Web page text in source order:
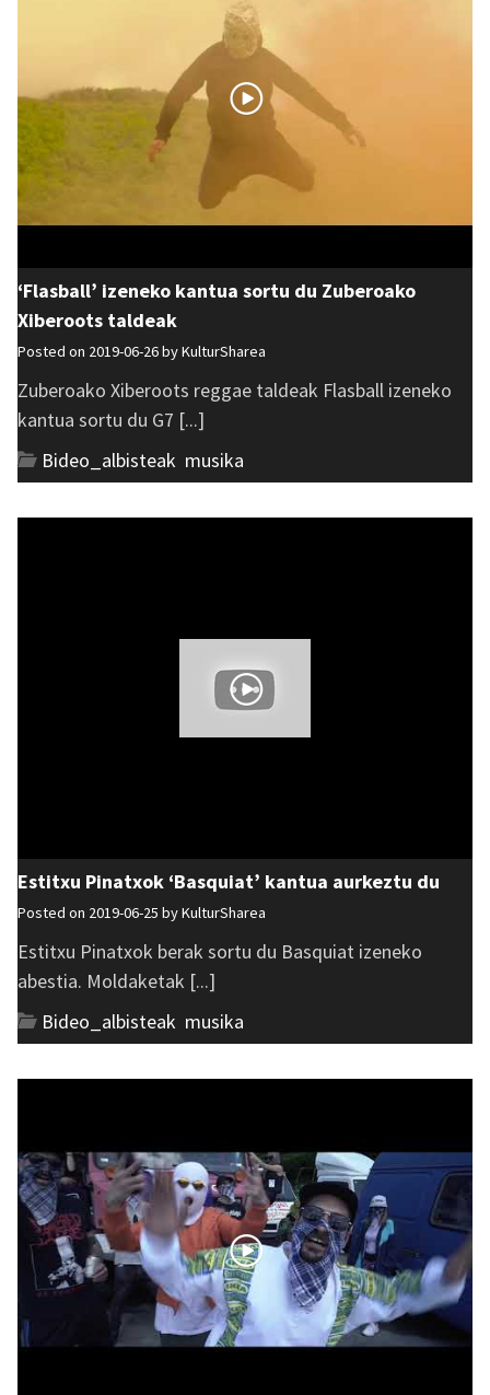
‘Flasball’ izeneko kantua sortu du Zuberoako
Xiberoots taldeak
Posted on 2019-06-26 byKulturSharea
Zuberoako Xiberoots reggae taldeak Flasball izeneko
kantua sortu du G7 [...]
Bideo_albisteak musika
Estitxu Pinatxok ‘Basquiat’ kantua aurkeztu du
Posted on 2019-06-25 byKulturSharea
Estitxu Pinatxok berak sortu du Basquiat izeneko
abestia. Moldaketak [...]
Bideo_albisteak musika